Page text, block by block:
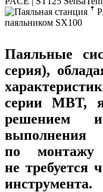
Паяльные
серия),
серии MBT,
решением
выполнения
по монтажу
не требуется
инструмента.